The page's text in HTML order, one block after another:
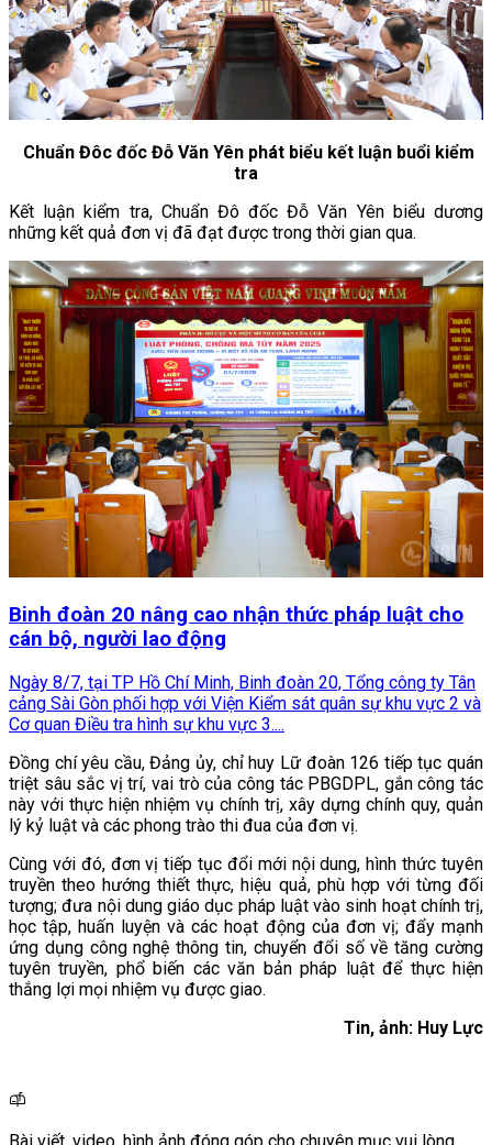
Chuẩn Đôc đốc Đỗ Văn Yên phát biểu kết luận buổi kiểm
tra
Kết luận kiểm tra, Chuẩn Đô đốc Đỗ Văn Yên biểu dương
những kết quả đơn vị đã đạt được trong thời gian qua.
Binh đoàn 20 nâng cao nhận thức pháp luật cho
cán bộ, người lao động
Ngày 8/7, tại TP Hồ Chí Minh, Binh đoàn 20, Tổng công ty Tân
cảng Sài Gòn phối hợp với Viện Kiểm sát quân sự khu vực 2 và
Cơ quan Điều tra hình sự khu vực 3....
Đồng chí yêu cầu, Đảng ủy, chỉ huy Lữ đoàn 126 tiếp tục quán
triệt sâu sắc vị trí, vai trò của công tác PBGDPL, gắn công tác
này với thực hiện nhiệm vụ chính trị, xây dựng chính quy, quản
lý kỷ luật và các phong trào thi đua của đơn vị.
Cùng với đó, đơn vị tiếp tục đổi mới nội dung, hình thức tuyên
truyền theo hướng thiết thực, hiệu quả, phù hợp với từng đối
tượng; đưa nội dung giáo dục pháp luật vào sinh hoạt chính trị,
học tập, huấn luyện và các hoạt động của đơn vị; đẩy mạnh
ứng dụng công nghệ thông tin, chuyển đổi số về tăng cường
tuyên truyền, phổ biến các văn bản pháp luật để thực hiện
thắng lợi mọi nhiệm vụ được giao.
Tin, ảnh: Huy Lực
Bài viết, video, hình ảnh đóng góp cho chuyên mục vui lòng